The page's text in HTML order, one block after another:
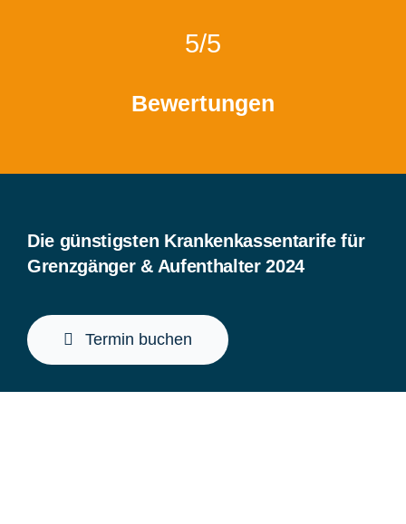
5/5
Bewertungen
Die günstigsten Krankenkassentarife für
Grenzgänger & Aufenthalter 2024
Termin buchen